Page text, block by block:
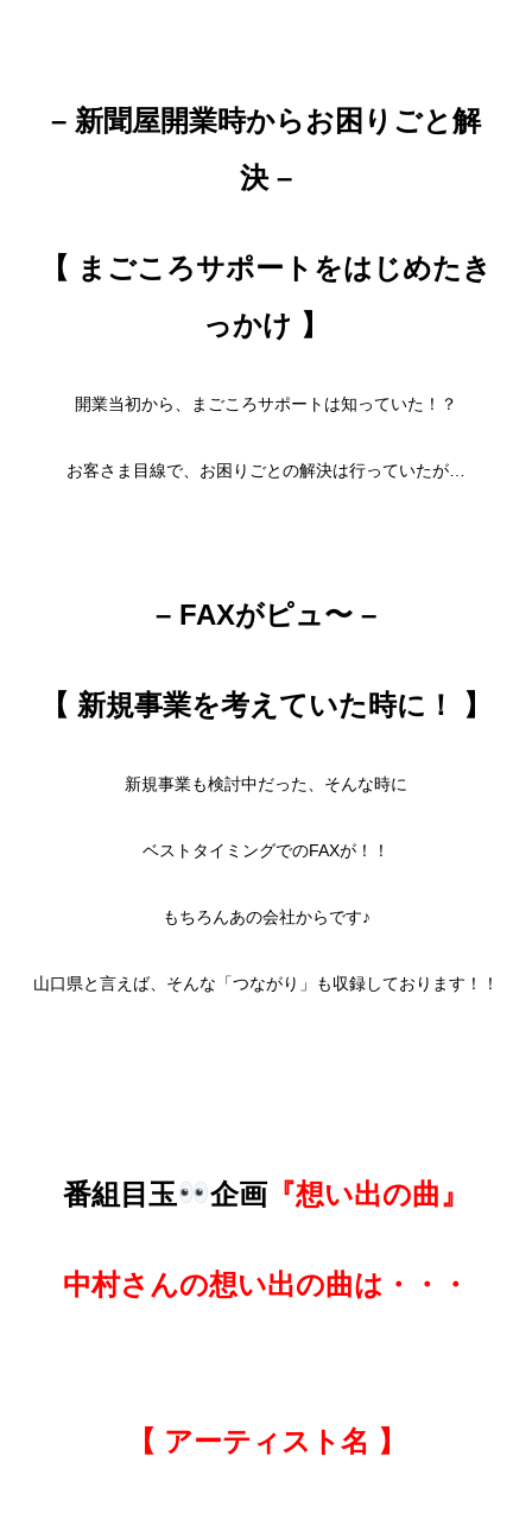
– 新聞屋開業時からお困りごと解
決–
【 まごころサポートをはじめたき
っかけ 】
開業当初から、まごころサポートは知っていた！？
お客さま目線で、お困りごとの解決は行っていたが…
– FAXがピュ〜 –
【 新規事業を考えていた時に！ 】
新規事業も検討中だった、そんな時に
ベストタイミングでのFAXが！！
もちろんあの会社からです♪
山口県と言えば、そんな「つながり」も収録しております！！
番組目玉 企画『想い出の曲』
中村さんの想い出の曲は・・・
【 アーティスト名 】